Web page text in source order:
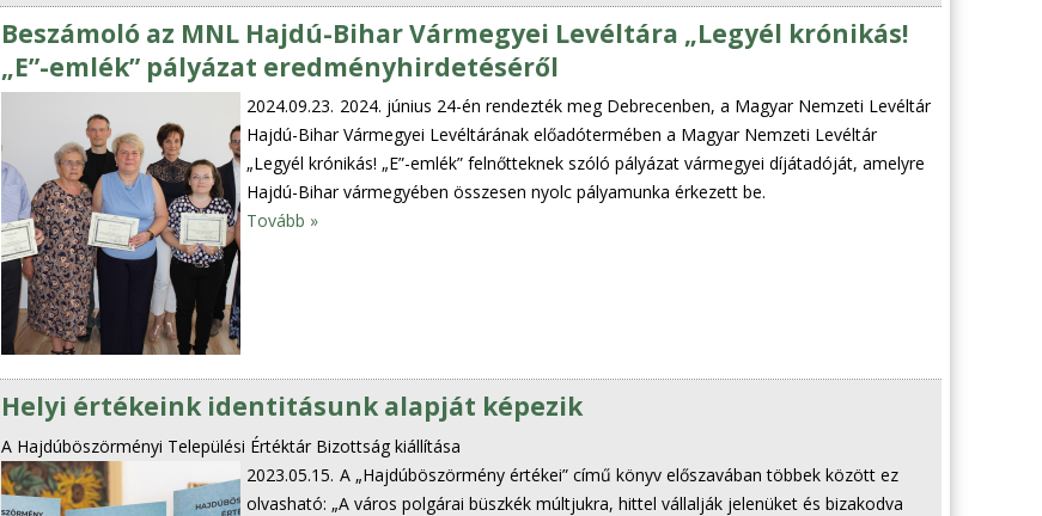
Beszámoló az MNL Hajdú-Bihar Vármegyei Levéltára „Legyél krónikás!
„E”-emlék” pályázat eredményhirdetéséről
2024.09.23. 2024. június 24-én rendezték meg Debrecenben, a Magyar Nemzeti Levéltár
Hajdú-Bihar Vármegyei Levéltárának előadótermében a Magyar Nemzeti Levéltár
„Legyél krónikás! „E”-emlék” felnőtteknek szóló pályázat vármegyei díjátadóját, amelyre
Hajdú-Bihar vármegyében összesen nyolc pályamunka érkezett be.
Tovább »
Helyi értékeink identitásunk alapját képezik
A Hajdúböszörményi Települési Értéktár Bizottság kiállítása
2023.05.15. A „Hajdúböszörmény értékei” című könyv előszavában többek között ez
olvasható: „A város polgárai büszkék múltjukra, hittel vállalják jelenüket és bizakodva